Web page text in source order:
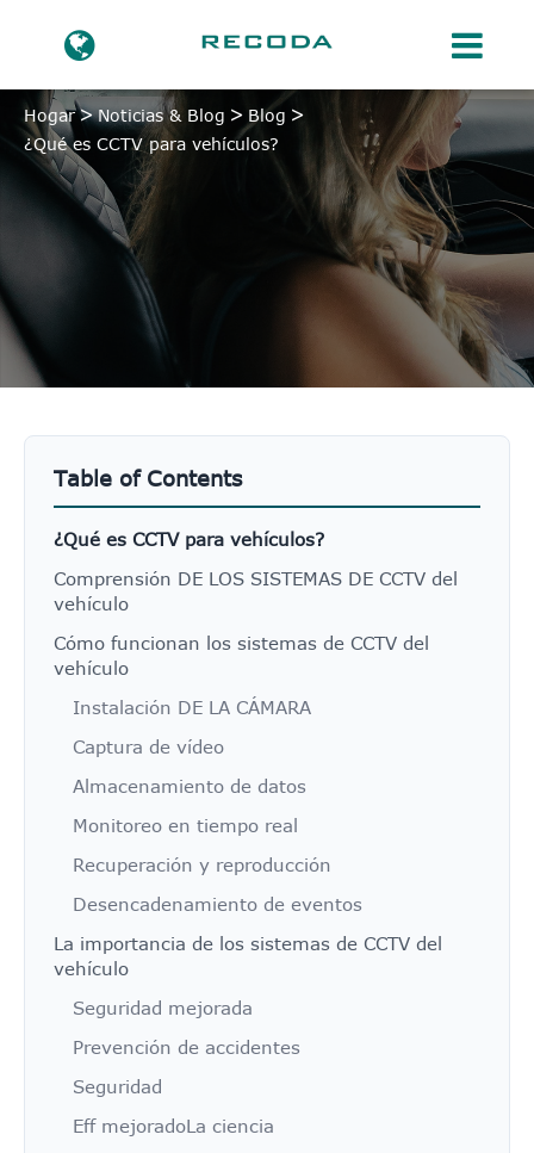
Hogar Noticias & Blog
Blog
¿Qué es CCTV para vehículos?
Table of Contents
¿Qué es CCTV para vehículos?
Comprensión DE LOS SISTEMAS DE CCTV del
vehículo
Cómo funcionan los sistemas de CCTV del
vehículo
Instalación DE LA CÁMARA
Captura de vídeo
Almacenamiento de datos
Monitoreo en tiempo real
Recuperación y reproducción
Desencadenamiento de eventos
La importancia de los sistemas de CCTV del
vehículo
Seguridad mejorada
Prevención de accidentes
Seguridad
Eff mejoradoLa ciencia